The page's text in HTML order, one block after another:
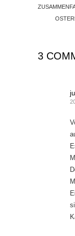
3